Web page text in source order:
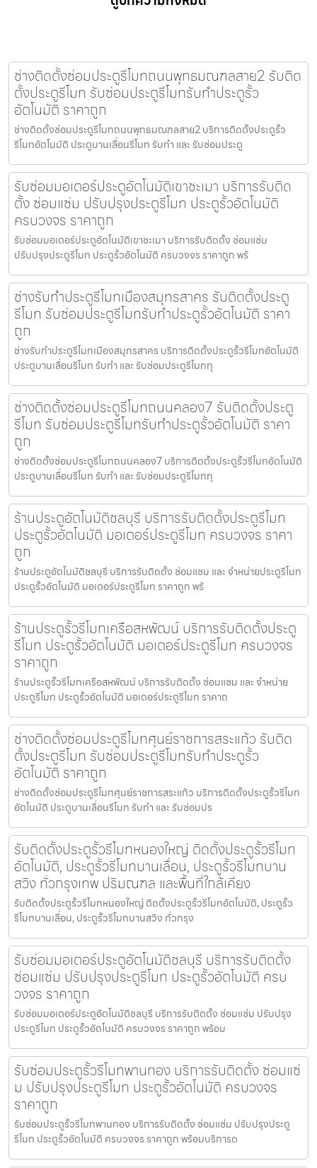
ช่างติดตั้งซ่อมประตูรีโมทถนนพุทธมณฑลสาย2 รับติด
ตั้งประตูรีโมท รับซ่อมประตูรีโมทรับทำประตูรั้ว
อัตโนมัติ ราคาถูก
ช่างติดตั้งซ่อมประตูรีโมทถนนพุทธมณฑลสาย2 บริการติดตั้งประตูรั้ว
รีโมทอัตโนมัติ ประตูบานเลื่อนรีโมท รับทำ และ รับซ่อมประตู
รับซ่อมมอเตอร์ประตูอัตโนมัติเขาชะเมา บริการรับติด
ตั้ง ซ่อมแซ่ม ปรับปรุงประตูรีโมท ประตูรั้วอัตโนมัติ
ครบวงจร ราคาถูก
รับซ่อมมอเตอร์ประตูอัตโนมัติเขาชะเมา บริการรับติดตั้ง ซ่อมแซ่ม
ปรับปรุงประตูรีโมท ประตูรั้วอัตโนมัติ ครบวงจร ราคาถูก พร้
ช่างรับทำประตูรีโมทเมืองสมุทรสาคร รับติดตั้งประตู
รีโมท รับซ่อมประตูรีโมทรับทำประตูรั้วอัตโนมัติ ราคา
ถูก
ช่างรับทำประตูรีโมทเมืองสมุทรสาคร บริการติดตั้งประตูรั้วรีโมทอัตโนมัติ
ประตูบานเลื่อนรีโมท รับทำ และ รับซ่อมประตูรีโมททุ
ช่างติดตั้งซ่อมประตูรีโมทถนนคลอง7 รับติดตั้งประตู
รีโมท รับซ่อมประตูรีโมทรับทำประตูรั้วอัตโนมัติ ราคา
ถูก
ช่างติดตั้งซ่อมประตูรีโมทถนนคลอง7 บริการติดตั้งประตูรั้วรีโมทอัตโนมัติ
ประตูบานเลื่อนรีโมท รับทำ และ รับซ่อมประตูรีโมททุ
ร้านประตูอัตโนมัติชลบุรี บริการรับติดตั้งประตูรีโมท
ประตูรั้วอัตโนมัติ มอเตอร์ประตูรีโมท ครบวงจร ราคา
ถูก
ร้านประตูอัตโนมัติชลบุรี บริการรับติดตั้ง ซ่อมแซม และ จำหน่ายประตูรีโมท
ประตูรั้วอัตโนมัติ มอเตอร์ประตูรีโมท ราคาถูก พร้
ร้านประตูรั้วรีโมทเครือสหพัฒน์ บริการรับติดตั้งประตู
รีโมท ประตูรั้วอัตโนมัติ มอเตอร์ประตูรีโมท ครบวงจร
ราคาถูก
ร้านประตูรั้วรีโมทเครือสหพัฒน์ บริการรับติดตั้ง ซ่อมแซม และ จำหน่าย
ประตูรีโมท ประตูรั้วอัตโนมัติ มอเตอร์ประตูรีโมท ราคาถ
ช่างติดตั้งซ่อมประตูรีโมทศุนย์ราชการสระแก้ว รับติด
ตั้งประตูรีโมท รับซ่อมประตูรีโมทรับทำประตูรั้ว
อัตโนมัติ ราคาถูก
ช่างติดตั้งซ่อมประตูรีโมทศุนย์ราชการสระแก้ว บริการติดตั้งประตูรั้วรีโมท
อัตโนมัติ ประตูบานเลื่อนรีโมท รับทำ และ รับซ่อมปร
รับติดตั้งประตูรั้วรีโมทหนองใหญ่ ติดตั้งประตูรั้วรีโมท
อัตโนมัติ, ประตูรั้วรีโมทบานเลื่อน, ประตูรั้วรีโมทบาน
สวิง ทั่วกรุงเทพ ปริมณฑล และพื้นที่ใกล้เคียง
รับติดตั้งประตูรั้วรีโมทหนองใหญ่ ติดตั้งประตูรั้วรีโมทอัตโนมัติ, ประตูรั้ว
รีโมทบานเลื่อน, ประตูรั้วรีโมทบานสวิง ทั่วกรุง
รับซ่อมมอเตอร์ประตูอัตโนมัติชลบุรี บริการรับติดตั้ง
ซ่อมแซ่ม ปรับปรุงประตูรีโมท ประตูรั้วอัตโนมัติ ครบ
วงจร ราคาถูก
รับซ่อมมอเตอร์ประตูอัตโนมัติชลบุรี บริการรับติดตั้ง ซ่อมแซ่ม ปรับปรุง
ประตูรีโมท ประตูรั้วอัตโนมัติ ครบวงจร ราคาถูก พร้อม
รับซ่อมประตูรั้วรีโมทพานทอง บริการรับติดตั้ง ซ่อมแซ่
ม ปรับปรุงประตูรีโมท ประตูรั้วอัตโนมัติ ครบวงจร
ราคาถูก
รับซ่อมประตูรั้วรีโมทพานทอง บริการรับติดตั้ง ซ่อมแซ่ม ปรับปรุงประตู
รีโมท ประตูรั้วอัตโนมัติ ครบวงจร ราคาถูก พร้อมบริการด